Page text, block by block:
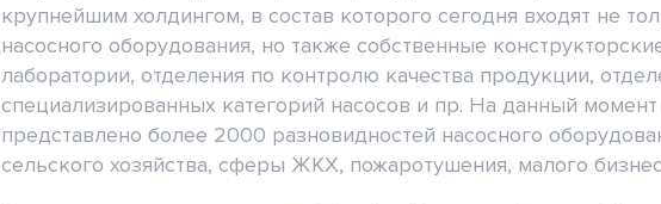
крупнейшим холдингом, в состав которого сегодня входят не
насосного оборудования, но также собственные
лаборатории, отделения по контролю качества продукции,
специализированных категорий насосов и пр. На данный
представлено более 2000 разновидностей насосного
сельского хозяйства, сферы ЖКХ, пожаротушения, малого